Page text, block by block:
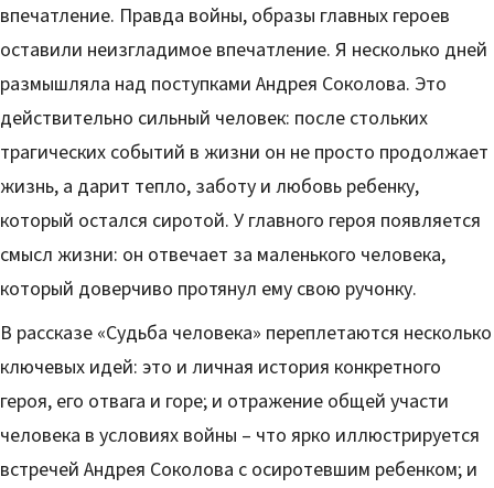
впечатление. Правда войны, образы главных героев
оставили неизгладимое впечатление. Я несколько дней
размышляла над поступками Андрея Соколова. Это
действительно сильный человек: после стольких
трагических событий в жизни он не просто продолжает
жизнь, а дарит тепло, заботу и любовь ребенку,
который остался сиротой. У главного героя появляется
смысл жизни: он отвечает за маленького человека,
который доверчиво протянул ему свою ручонку.
В рассказе «Судьба человека» переплетаются несколько
ключевых идей: это и личная история конкретного
героя, его отвага и горе; и отражение общей участи
человека в условиях войны – что ярко иллюстрируется
встречей Андрея Соколова с осиротевшим ребенком; и